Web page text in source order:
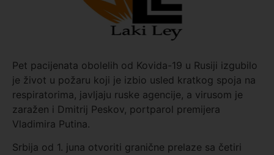
Pet pacijenata obolelih od Kovida-19 u Rusiji izgubilo
je život u požaru koji je izbio usled kratkog spoja na
respiratorima, javljaju ruske agencije, a virusom je
zaražen i Dmitrij Peskov, portparol premijera
Vladimira Putina.
Srbija od 1. juna otvoriti granične prelaze sa četiri